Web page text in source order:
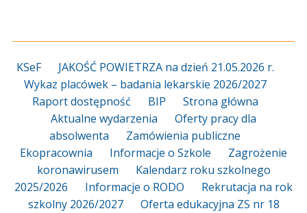
KSeF
JAKOŚĆ POWIETRZA na dzień 21.05.2026 r.
Wykaz placówek – badania lekarskie 2026/2027
Raport dostępność
BIP
Strona główna
Aktualne wydarzenia
Oferty pracy dla
absolwenta
Zamówienia publiczne
Ekopracownia
Informacje o Szkole
Zagrożenie
koronawirusem
Kalendarz roku szkolnego
2025/2026
Informacje o RODO
Rekrutacja na rok
szkolny 2026/2027
Oferta edukacyjna ZS nr 18